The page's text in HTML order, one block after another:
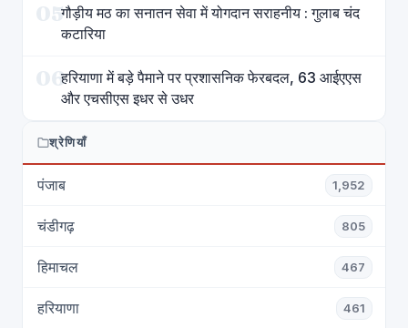
05गौड़ीय मठ का सनातन सेवा में योगदान सराहनीय : गुलाब चंद
कटारिया
06हरियाणा में बड़े पैमाने पर प्रशासनिक फेरबदल, 63 आईएएस
और एचसीएस इधर से उधर
श्रेणियाँ
पंजाब 1,952
चंडीगढ़ 805
हिमाचल 467
हरियाणा 461